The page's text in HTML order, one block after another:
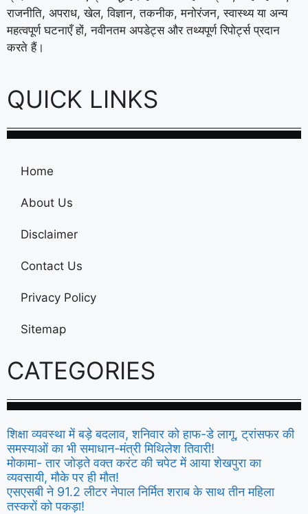
राजनीति, अपराध, खेल, विज्ञान, तकनीक, मनोरंजन, स्वास्थ्य या अन्य
महत्वपूर्ण घटनाएँ हों, नवीनतम अपडेट्स और तथ्यपूर्ण रिपोर्ट्स प्रदान
करते हैं।
QUICK LINKS
Home
About Us
Disclaimer
Contact Us
Privacy Policy
Sitemap
CATEGORIES
शिक्षा व्यवस्था में बड़े बदलाव, शनिवार को हाफ-डे लागू, ट्रांसफर की
समस्याओं का भी समाधान-मंत्री मिथिलेश तिवारी!
मोकामा- तार जोड़ते वक्त करंट की चपेट में आया शेखपुरा का
व्यवसायी, मौके पर ही मौत!
एसएसबी ने 91.2 लीटर नेपाल निर्मित शराब के साथ तीन महिला
तस्करों को पकड़ा!